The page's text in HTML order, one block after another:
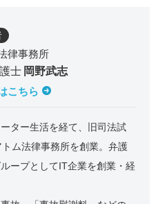
律事務所
士 岡野武志
こちら
ター生活を経て、旧司法試
ム法律事務所を創業。弁護
ープとしてIT企業を創業・経